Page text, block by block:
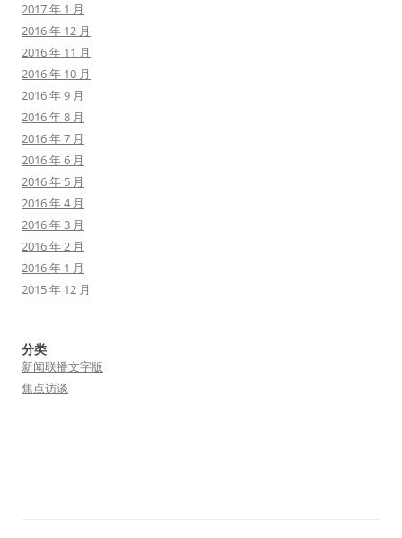
2017 年 1 月
2016 年 12 月
2016 年 11 月
2016 年 10 月
2016 年 9 月
2016 年 8 月
2016 年 7 月
2016 年 6 月
2016 年 5 月
2016 年 4 月
2016 年 3 月
2016 年 2 月
2016 年 1 月
2015 年 12 月
分类
新闻联播文字版
焦点访谈